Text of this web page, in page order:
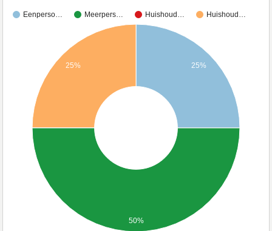
Eenperso… Meerpers… Huishoud… Huishoud…
25%
25%
50%